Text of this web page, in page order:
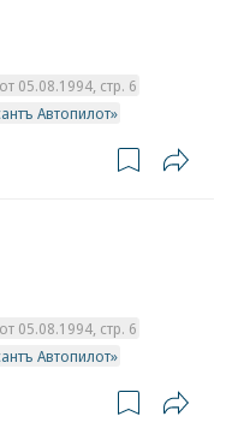
05.08.1994, стр. 6
Автопилот»
05.08.1994, стр. 6
Автопилот»